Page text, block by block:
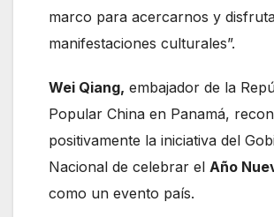
marco para acercarnos y
manifestaciones culturales”.
Wei Qiang, embajador de la
Popular China en Panamá,
positivamente la iniciativa del
Nacional de celebrar el Año
como un evento país.